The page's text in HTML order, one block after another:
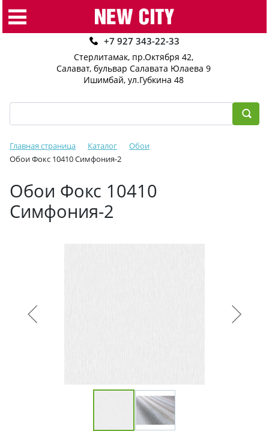
+7 927 343-22-33
Стерлитамак, пр.Октября 42,
Салават, бульвар Салавата Юлаева 9
Ишимбай, ул.Губкина 48
Главная страница Каталог
Обои
Обои Фокс 10410 Симфония-2
Обои Фокс 10410
Симфония-2